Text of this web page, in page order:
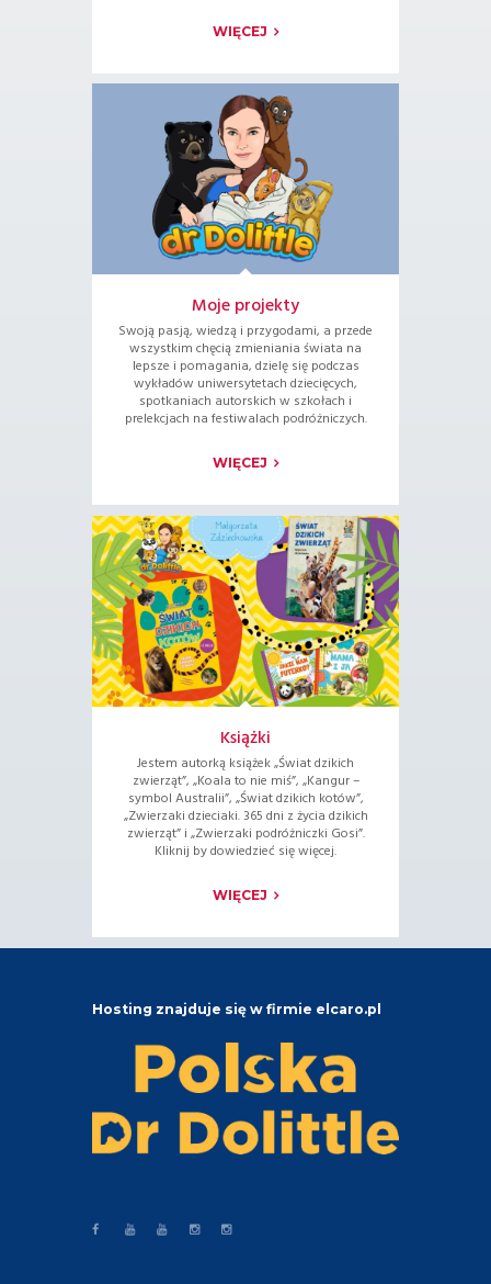
WIĘCEJ
Moje projekty
Swoją pasją, wiedzą i przygodami, a przede
wszystkim chęcią zmieniania świata na
lepsze i pomagania, dzielę się podczas
wykładów uniwersytetach dziecięcych,
spotkaniach autorskich w szkołach i
prelekcjach na festiwalach podróżniczych.
WIĘCEJ
Książki
Jestem autorką książek „Świat dzikich
zwierząt”, „Koala to nie miś”, „Kangur –
symbol Australii”, „Świat dzikich kotów”,
„Zwierzaki dzieciaki. 365 dni z życia dzikich
zwierząt” i „Zwierzaki podróżniczki Gosi”.
Kliknij by dowiedzieć się więcej.
WIĘCEJ
Hosting znajduje się w firmie elcaro.pl